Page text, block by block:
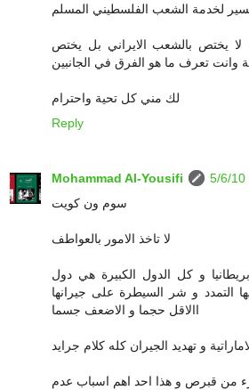
لخدمة الشعب الفلسطيني المسلم
يختص بالشعب الايراني بل يختص
وانت تعرف ما هو الفرق في الجانبين
لك مني كل تحية واحترام
Reply
Mohammad Al-Yousifi
5/6/10
سوم ون كويت
لا تاخذ الامور بالعواطف
و كل الدول الكبيرة هي دول
التمدد و شر السيطرة على جيرانها
االاقل حجما و الاضعف جسما
و تهديد الجيران كله كلام جرايد
من قبرص و هذا احد اهم اسباب عدم